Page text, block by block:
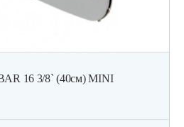
16 3/8` (40см) MINI